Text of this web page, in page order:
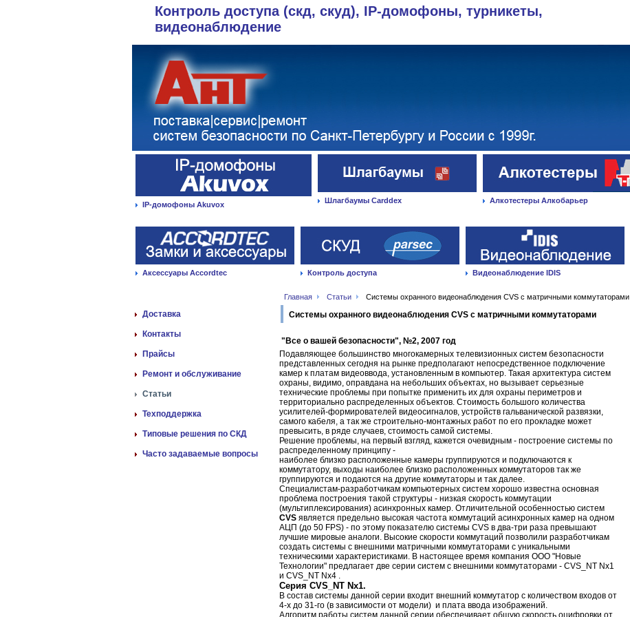
Контроль доступа (скд, скуд), IP-домофоны, турникеты,
видеонаблюдение
IP-домофоны Akuvox Шлагбаумы Carddex Алкотестеры Алкобарьер
Аксессуары Accordtec Контроль доступа Видеонаблюдение IDIS
Главная Статьи Системы охранного видеонаблюдения CVS с матричными коммутаторами
Доставка
Контакты
Прайсы
Ремонт и обслуживание
Статьи
Техподдержка
Типовые решения по СКД
Часто задаваемые вопросы
Системы охранного видеонаблюдения CVS с матричными коммутаторами
"Все о вашей безопасности", №2, 2007 год
Подавляющее большинство многокамерных телевизионных систем безопасности
представленных сегодня на рынке предполагают непосредственное подключение
камер к платам видеоввода, установленным в компьютер. Такая архитектура систем
охраны, видимо, оправдана на небольших объектах, но вызывает серьезные
технические проблемы при попытке применить их для охраны периметров и
территориально распределенных объектов. Стоимость большого количества
усилителей-формирователей видеосигналов, устройств гальванической развязки,
самого кабеля, а так же строительно-монтажных работ по его прокладке может
превысить, в ряде случаев, стоимость самой системы.
Решение проблемы, на первый взгляд, кажется очевидным - построение системы по
распределенному принципу -
наиболее близко расположенные камеры группируются и подключаются к
коммутатору, выходы наиболее близко расположенных коммутаторов так же
группируются и подаются на другие коммутаторы и так далее.
Специалистам-разработчикам компьютерных систем хорошо известна основная
проблема построения такой структуры - низкая скорость коммутации
(мультиплексирования) асинхронных камер. Отличительной особенностью систем
CVS является предельно высокая частота коммутаций асинхронных камер на одном
АЦП (до 50 FPS) - по этому показателю системы CVS в два-три раза превышают
лучшие мировые аналоги. Высокие скорости коммутаций позволили разработчикам
создать системы с внешними матричными коммутаторами с уникальными
техническими характеристиками. В настоящее время компания ООО "Новые
Технологии" предлагает две серии систем с внешними коммутаторами - CVS_NT Nx1
и CVS_NT Nx4 .
Серия CVS_NT Nx1.
В состав системы данной серии входит внешний коммутатор с количеством входов от
4-х до 31-го (в зависимости от модели) и плата ввода изображений.
Алгоритм работы систем данной серии обеспечивает общую скорость оцифровки от